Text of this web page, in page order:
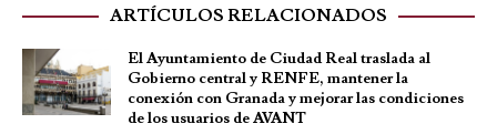
ARTÍCULOS RELACIONADOS
El Ayuntamiento de Ciudad Real traslada al
Gobierno central y RENFE, mantener la
conexión con Granada y mejorar las condiciones
de los usuarios de AVANT